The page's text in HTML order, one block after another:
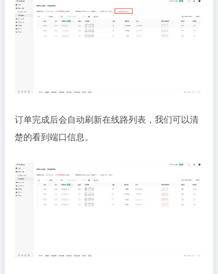
订单完成后会自动刷新在线路列表，我们可以清
楚的看到端口信息。